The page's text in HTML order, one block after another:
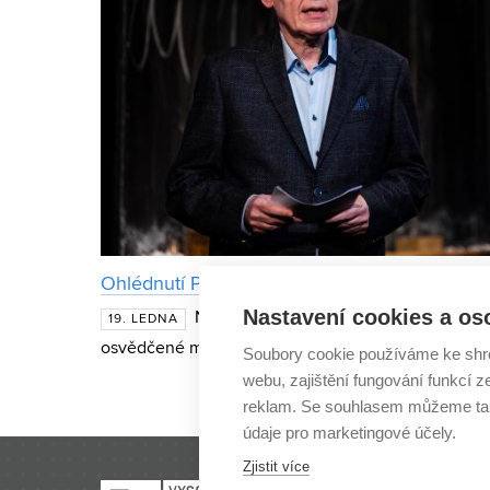
Ohlédnutí Petra Duba za 25 lety s Fyzikou od
19. LEDNA
Na konci roku 2025 vyšlo v
osvědčené moderně zpracované učebnice Fyzika
Resnicka a J. Walkera, pracovně nazývané HRW.
Nastavení cookies a
Soubory cookie používáme ke
webu, zajištění fungování funkcí
reklam. Se souhlasem můžeme
údaje pro marketingové účely.
Zjistit více